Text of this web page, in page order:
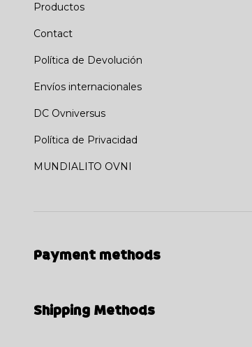
Productos
Contact
Política de Devolución
Envíos internacionales
DC Ovniversus
Política de Privacidad
MUNDIALITO OVNI
Payment methods
Shipping Methods